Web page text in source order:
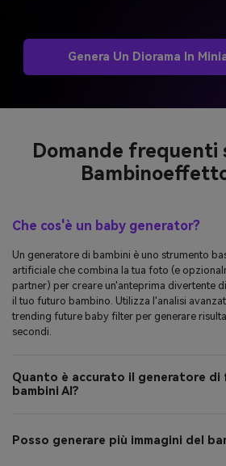
Genera Un Diorama In
Domande frequenti
Un generatore di bambini è uno strumento
artificiale che combina la tua foto (e
partner) per creare un'anteprima divertente
il tuo futuro bambino. Utilizza l'analisi
trending future baby filter per generare
Quanto è accurato il generatore di